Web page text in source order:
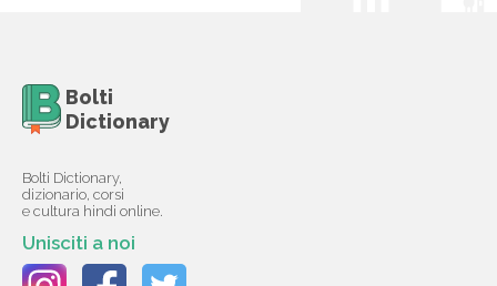
Bolti
Dictionary
Bolti Dictionary,
dizionario, corsi
e cultura hindi online.
Unisciti a noi